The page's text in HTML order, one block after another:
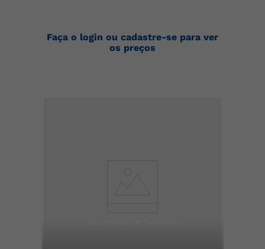
Faça o login ou cadastre-se para ver
os preços